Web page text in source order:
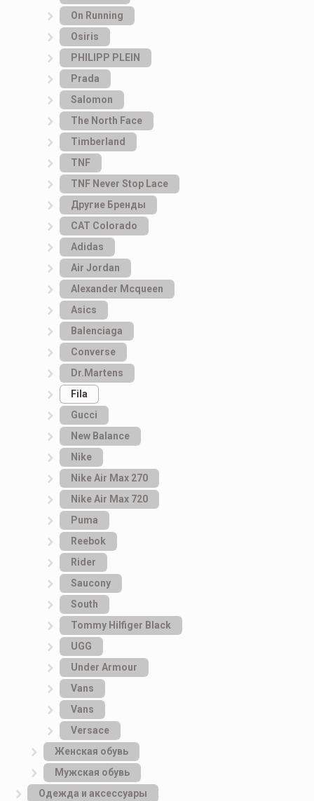
On Running
Osiris
PHILIPP PLEIN
Prada
Salomon
The North Face
Timberland
TNF
TNF Never Stop Lace
Другие Бренды
САТ Colorado
Adidas
Air Jordan
Alexander Mcqueen
Asics
Balenciaga
Converse
Dr.Martens
Fila
Gucci
New Balance
Nike
Nike Air Max 270
Nike Air Max 720
Puma
Reebok
Rider
Saucony
South
Tommy Hilfiger Black
UGG
Under Armour
Vans
Vans
Versace
Женская обувь
Мужская обувь
Одежда и аксессуары